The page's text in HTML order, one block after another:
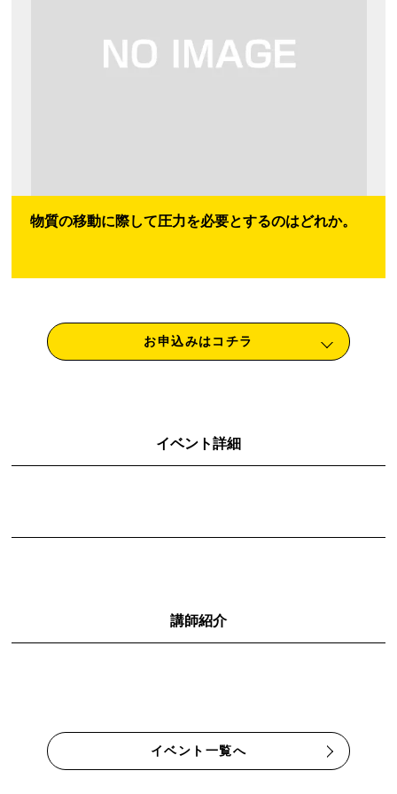
物質の移動に際して圧力を必要とするのはどれか。
お申込みはコチラ
イベント詳細
講師紹介
イベント一覧へ